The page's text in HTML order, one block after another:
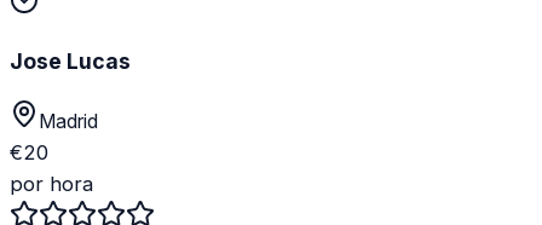
Jose Lucas
Madrid
€20
por hora